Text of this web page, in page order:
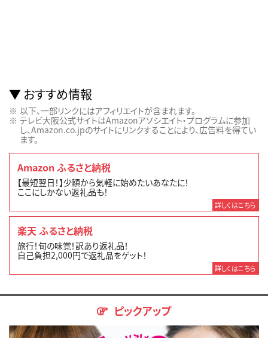
おすすめ情報
以下、一部リンクにはアフィリエイトが含まれます。
テレビ大阪公式サイトはAmazonアソシエイト・プログラムに参加
し、Amazon.co.jpのサイトにリンクすることにより、広告料を得てい
ます。
Amazon ふるさと納税
【最短翌日！】少額から気軽に始めたいあなたに！
ここにしかない返礼品も！
詳しくはこちら
楽天 ふるさと納税
旅行！旬の味覚！訳あり返礼品！
自己負担2,000円で返礼品をゲット！
詳しくはこちら
ピックアップ